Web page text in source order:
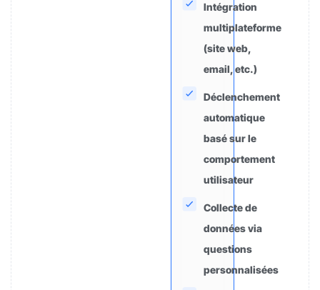
Intégration
multiplateforme
(site web,
email, etc.)
Déclenchement
automatique
basé sur le
comportement
utilisateur
Collecte de
données via
questions
personnalisées